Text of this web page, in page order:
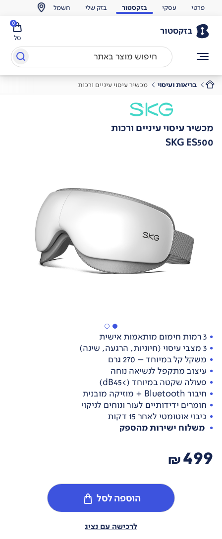
פרטי עסקי בזקסטור בזק שלי חשמל
בזקסטור
סל
0
בריאות ועיסוי מכשיר עיסוי עיניים ורכות
מכשיר עיסוי עיניים ורכות
SKG ES500
3 רמות חימום מותאמות אישית
3 מצבי עיסוי (חיוניות, הרגעה, שינה)
משקל קל במיוחד – 270 גרם
עיצוב מתקפל לנשיאה נוחה
פעולה שקטה במיוחד (>dB45)
חיבור Bluetooth + מוזיקה מובנית
חומרים ידידותיים לעור ונוחים לניקוי
כיבוי אוטומטי לאחר 15 דקות
משלוח ישירות מהספק
499
₪
הוספה לסל
לרכישה עם נציג